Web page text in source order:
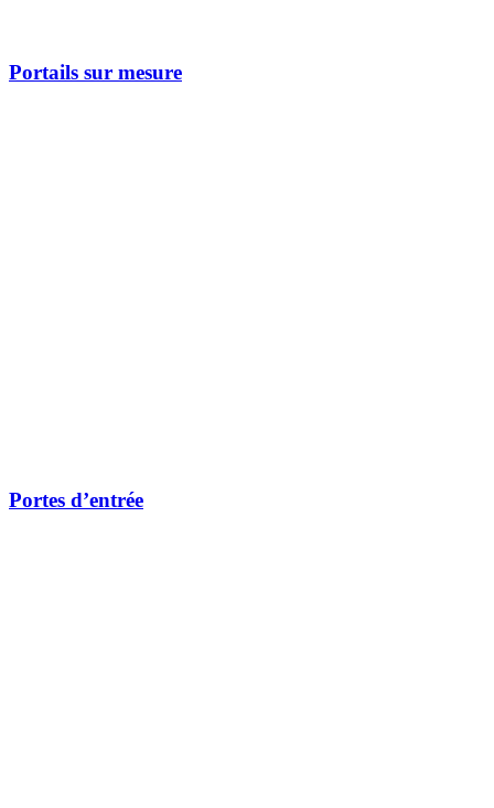
Portails sur mesure
Portes d’entrée